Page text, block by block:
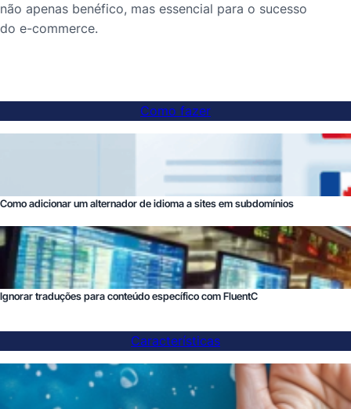
não apenas benéfico, mas essencial para o sucesso
do e-commerce.
Como fazer
Como adicionar um alternador de idioma a sites em subdomínios
Ignorar traduções para conteúdo específico com FluentC
Características